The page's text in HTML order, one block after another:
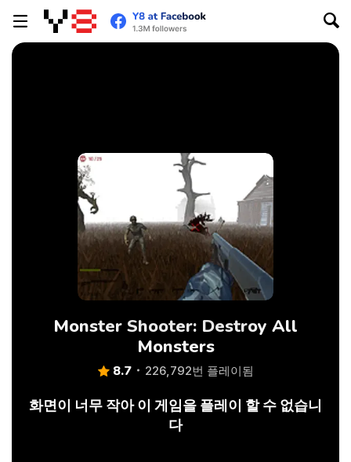
Monster Shooter: Destroy All
Monsters
8.7 226,792번 플레이됨
화면이 너무 작아 이 게임을 플레이 할 수 없습니
다